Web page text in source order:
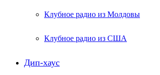
Клубное радио из Молдовы
Клубное радио из США
Дип-хаус